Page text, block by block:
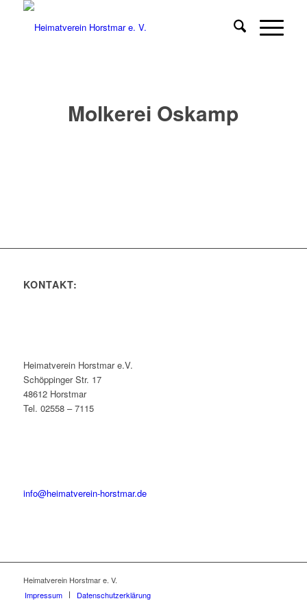
Molkerei Oskamp
KONTAKT:
Heimatverein Horstmar e.V.
Schöppinger Str. 17
48612 Horstmar
Tel. 02558 – 7115
info@heimatverein-horstmar.de
Heimatverein Horstmar e. V.
Impressum
Datenschutzerklärung